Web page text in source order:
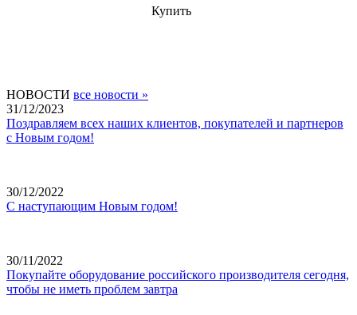
Купить
НОВОСТИ все новости »
31/12/2023
Поздравляем всех наших клиентов, покупателей и партнеров
с Новым годом!
30/12/2022
С наступающим Новым годом!
30/11/2022
Покупайте оборудование российского производителя сегодня,
чтобы не иметь проблем завтра